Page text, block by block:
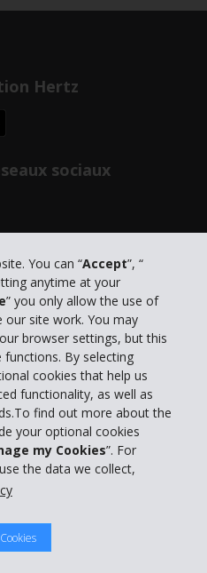
You can “Accept”, “
anytime at your
” you only allow the use of
our site work. You may
browser settings, but this
By selecting
cookies that help us
functionality, as well as
find out more about the
your optional cookies
my Cookies”. For
the data we collect,
Hertz
sociaux